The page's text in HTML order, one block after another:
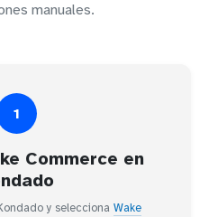
manuales.
1
Commerce en
y selecciona Wake